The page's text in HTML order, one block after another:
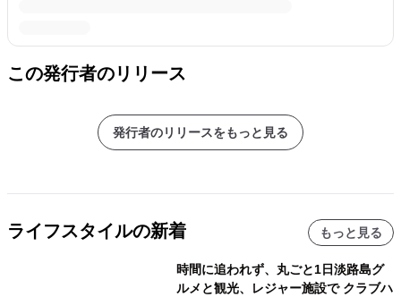
この発行者のリリース
発行者のリリースをもっと見る
ライフスタイルの新着 もっと見る
時間に追われず、丸ごと1日淡路島グ
ルメと観光、レジャー施設で クラブハ